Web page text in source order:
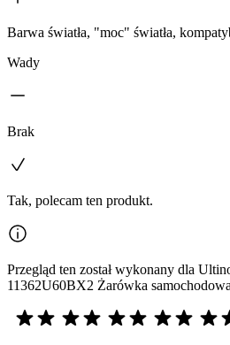
Barwa światła, "moc" światła,
Wady
Brak
Tak, polecam ten produkt.
Przegląd ten został wykonany dla
11362U60BX2 Żarówka samochodowa